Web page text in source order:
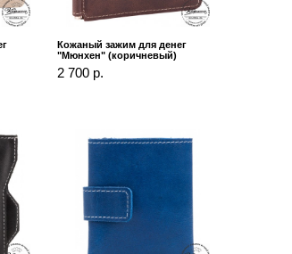
Кожаный зажим для денег
"Мюнхен" (коричневый)
2 700 р.